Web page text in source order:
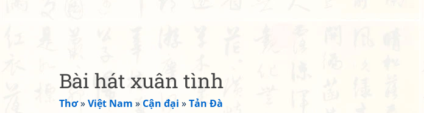
Bài hát xuân tình
Thơ»Việt Nam » Cận đại »Tản Đà